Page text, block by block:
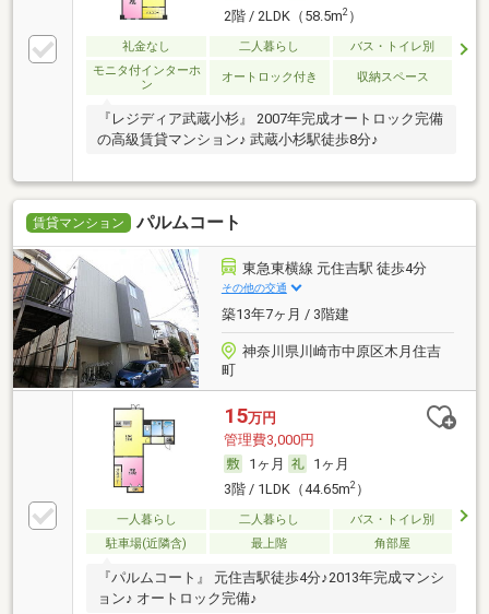
2階 / 2LDK（58.5m2）
礼金なし 二人暮らし
バス・トイレ別
モニタ付インターホ
ン
オートロック付き 収納スペース
『レジディア武蔵小杉』 2007年完成オートロック完備
の高級賃貸マンション♪ 武蔵小杉駅徒歩8分♪
賃貸マンション パルムコート
東急東横線 元住吉駅 徒歩4分
その他の交通
築13年7ヶ月 / 3階建
神奈川県川崎市中原区木月住吉
町
15万円
管理費3,000円
1ヶ月
1ヶ月
3階 / 1LDK（44.65m2）
一人暮らし 二人暮らし
バス・トイレ別
駐車場(近隣含)
最上階 角部屋
『パルムコート』 元住吉駅徒歩4分♪2013年完成マンシ
ョン♪ オートロック完備♪